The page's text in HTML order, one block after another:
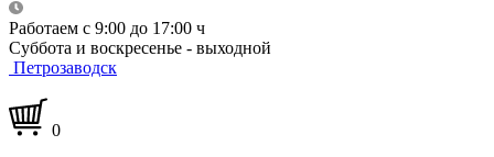
Работаем с 9:00 до 17:00 ч
Суббота и воскресенье - выходной
Петрозаводск
0